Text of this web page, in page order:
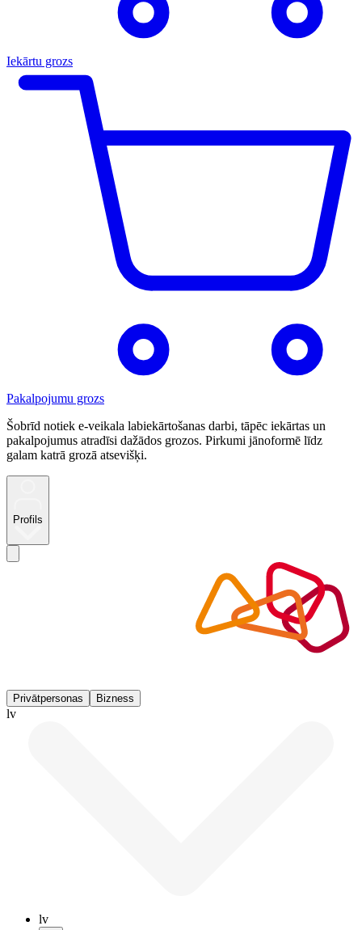
Iekārtu grozs
Pakalpojumu grozs
Šobrīd notiek e-veikala labiekārtošanas darbi, tāpēc iekārtas un
pakalpojumus atradīsi dažādos grozos. Pirkumi jānoformē līdz
galam katrā grozā atsevišķi.
Profils
Privātpersonas Bizness
lv
lv